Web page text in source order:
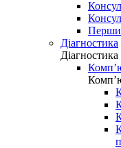
Діагностика
Діагностика